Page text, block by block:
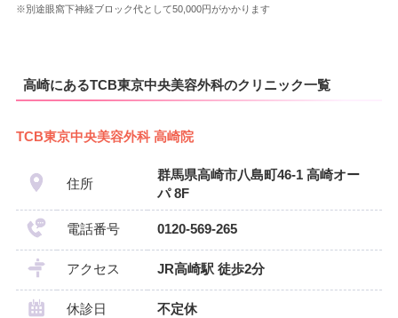
※別途眼窩下神経ブロック代として50,000円がかかります
高崎にあるTCB東京中央美容外科のクリニック一覧
TCB東京中央美容外科 高崎院
住所
群馬県高崎市八島町46-1 高崎オー
パ 8F
電話番号 0120-569-265
アクセス JR高崎駅 徒歩2分
休診日 不定休